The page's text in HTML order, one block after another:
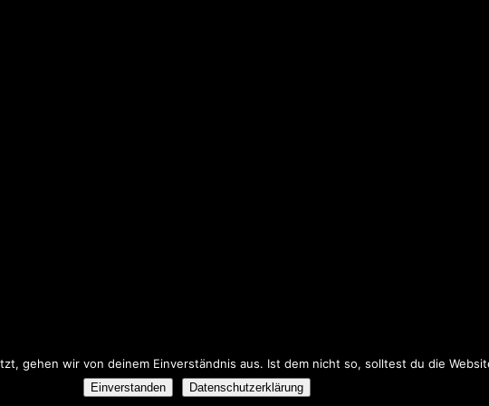
gehen wir von deinem Einverständnis aus. Ist dem nicht so, solltest du die
Einverstanden Datenschutzerklärung